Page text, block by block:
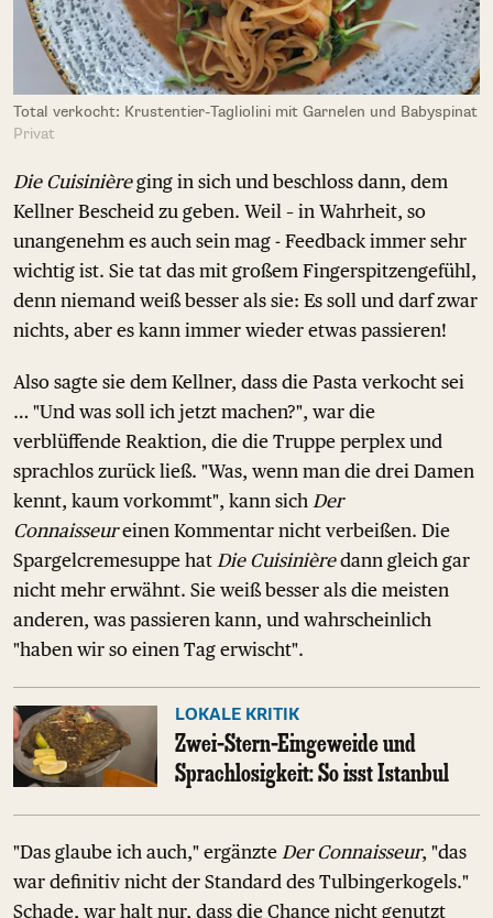
Total verkocht: Krustentier-Tagliolini mit Garnelen und Babyspinat
Privat
Die Cuisinièreging in sich und beschloss dann, dem
Kellner Bescheid zu geben. Weil – in Wahrheit, so
unangenehm es auch sein mag - Feedback immer sehr
wichtig ist. Sie tat das mit großem Fingerspitzengefühl,
denn niemand weiß besser als sie: Es soll und darf zwar
nichts, aber es kann immer wieder etwas passieren!
Also sagte sie dem Kellner, dass die Pasta verkocht sei
… "Und was soll ich jetzt machen?", war die
verblüffende Reaktion, die die Truppe perplex und
sprachlos zurück ließ. "Was, wenn man die drei Damen
kennt, kaum vorkommt", kann sich Der
Connaisseureinen Kommentar nicht verbeißen. Die
Spargelcremesuppe hat Die Cuisinièredann gleich gar
nicht mehr erwähnt. Sie weiß besser als die meisten
anderen, was passieren kann, und wahrscheinlich
"haben wir so einen Tag erwischt".
LOKALE KRITIK
Zwei-Stern-Eingeweide und
Sprachlosigkeit: So isst Istanbul
"Das glaube ich auch," ergänzte Der Connaisseur, "das
war definitiv nicht der Standard des Tulbingerkogels."
Schade, war halt nur, dass die Chance nicht genutzt